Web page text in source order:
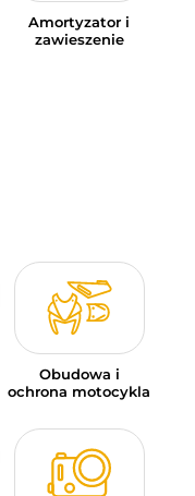
Amortyzator i
zawieszenie
Obudowa i
ochrona motocykla